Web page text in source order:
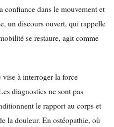
confiance dans le mouvement et
un discours ouvert, qui rappelle
se restaure, agit comme
à interroger la force
diagnostics ne sont pas
le rapport au corps et
la douleur. En ostéopathie, où